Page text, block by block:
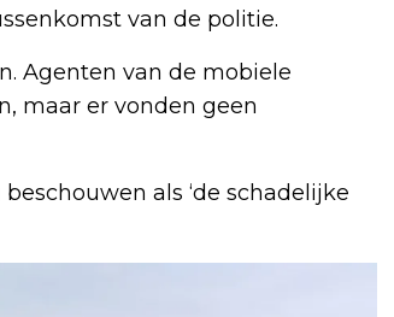
van de politie.
Agenten van de mobiele
maar er vonden geen
als ‘de schadelijke